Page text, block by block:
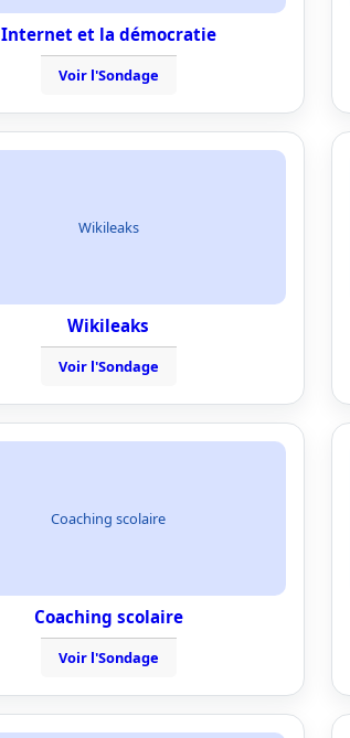
Internet et la démocratie
Voir l'Sondage
Wikileaks
Wikileaks
Voir l'Sondage
Coaching scolaire
Coaching scolaire
Voir l'Sondage